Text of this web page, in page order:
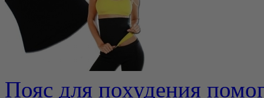
Пояс для похудения